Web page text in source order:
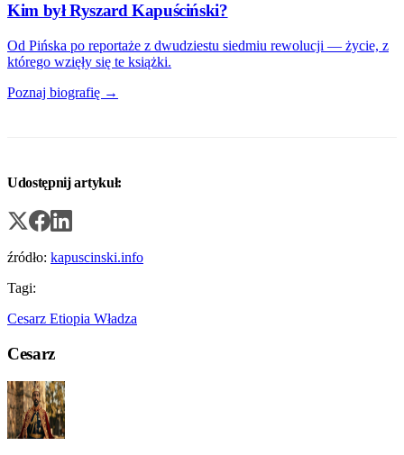
Kim był Ryszard Kapuściński?
Od Pińska po reportaże z dwudziestu siedmiu rewolucji — życie, z
którego wzięły się te książki.
Poznaj biografię →
Udostępnij artykuł:
źródło: kapuscinski.info
Tagi:
Cesarz Etiopia Władza
Cesarz